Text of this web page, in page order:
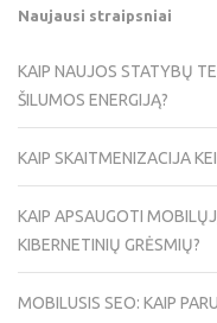
Naujausi straipsniai
KAIP NAUJOS STATYBŲ
ŠILUMOS ENERGIJĄ?
KAIP SKAITMENIZACIJA
KAIP APSAUGOTI
KIBERNETINIŲ GRĖSMIŲ?
MOBILUSIS SEO: KAIP